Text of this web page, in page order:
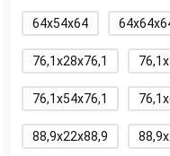
64x54x64
76,1x28x76,1
76,1x54x76,1
88,9x22x88,9